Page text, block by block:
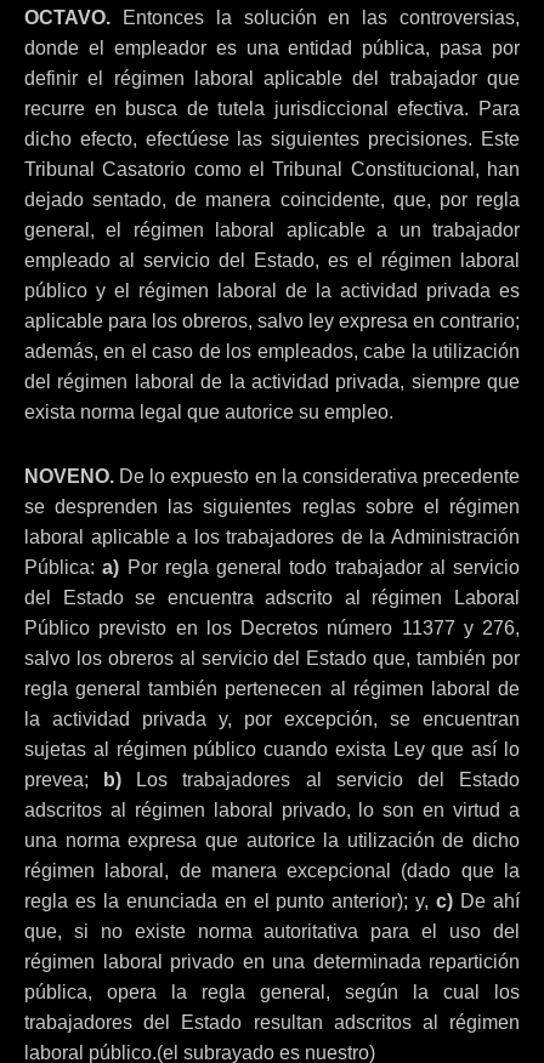
OCTAVO.
Entonces la solución en las controversias,
donde el empleador es una entidad pública, pasa por
definir el régimen laboral aplicable del trabajador que
recurre en busca de tutela jurisdiccional efectiva. Para
dicho efecto, efectúese las siguientes precisiones. Este
Tribunal Casatorio como el Tribunal Constitucional, han
dejado sentado, de manera coincidente, que, por regla
general, el régimen laboral aplicable a un trabajador
empleado al servicio del Estado, es el régimen laboral
público y el régimen laboral de la actividad privada es
aplicable para los obreros, salvo ley expresa en contrario;
además, en el caso de los empleados, cabe la utilización
del régimen laboral de la actividad privada, siempre que
exista norma legal que autorice su empleo.
NOVENO. De lo expuesto en la considerativa precedente
se desprenden las siguientes reglas sobre el régimen
laboral aplicable a los trabajadores de la Administración
Pública:a) Por regla general todo trabajador al servicio
del Estado se encuentra adscrito al régimen Laboral
Público previsto en los Decretos número 11377 y 276,
salvo los obreros al servicio del Estado que, también por
regla general también pertenecen al régimen laboral de
la actividad privada y, por excepción, se encuentran
sujetas al régimen público cuando exista Ley que así lo
prevea;
b)
Los trabajadores al servicio del Estado
adscritos al régimen laboral privado, lo son en virtud a
una norma expresa que autorice la utilización de dicho
régimen laboral, de manera excepcional (dado que la
regla es la enunciada en el punto anterior); y,c) De ahí
que, si no existe norma autoritativa para el uso del
régimen laboral privado en una determinada repartición
pública, opera la regla general, según la cual los
trabajadores del Estado resultan adscritos al régimen
laboral público.(el subrayado es nuestro)